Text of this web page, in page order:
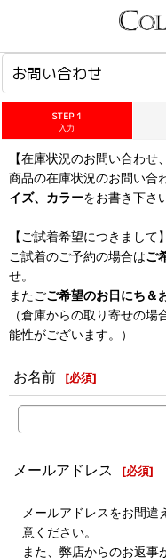
お問い合わせ
STEP 1
入力
【在庫状況のお問い合わせ
商品の在庫状況のお問い合
イズ、カラーをお書き下さ
【ご試着希望につきまして】
ご試着のご予約の場合はご
せ。
またごご希望のお日にち＆
（倉庫からの取り寄せの
能性がございます。）
お名前 [必須]
メールアドレス [必須]
メールアドレスをお間
意ください。
また、弊店からのお返